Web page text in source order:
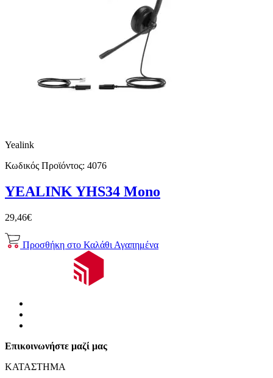
Yealink
Κωδικός Προϊόντος: 4076
YEALINK YHS34 Mono
29,46€
Προσθήκη στο Καλάθι Αγαπημένα
Επικοινωνήστε μαζί μας
ΚΑΤΑΣΤΗΜΑ